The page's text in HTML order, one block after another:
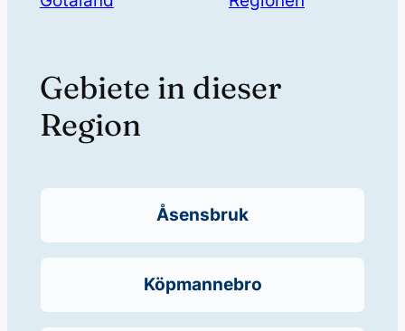
Gebiete in dieser
Region
Åsensbruk
Köpmannebro